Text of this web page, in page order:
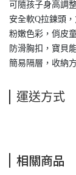
可隨孩子身高調
安全軟Q拉鍊頭
粉嫩色彩，俏皮
防滑胸扣，寶貝
簡易隔層，收納
運送方式
相關商品